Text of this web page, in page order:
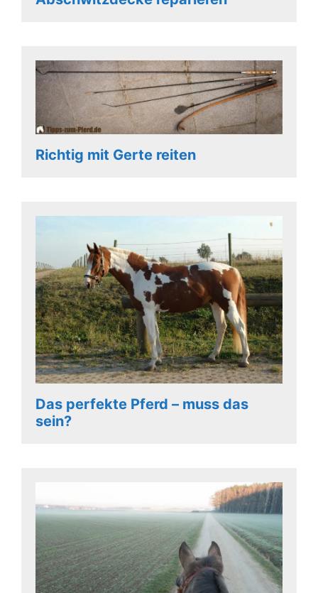
Richtig mit Gerte reiten
Das perfekte Pferd – muss das
sein?